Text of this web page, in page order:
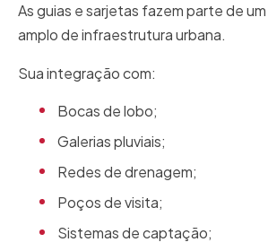
As guias e sarjetas fazem parte de
amplo de infraestrutura urbana.
Sua integração com:
Bocas de lobo;
Galerias pluviais;
Redes de drenagem;
Poços de visita;
Sistemas de captação;